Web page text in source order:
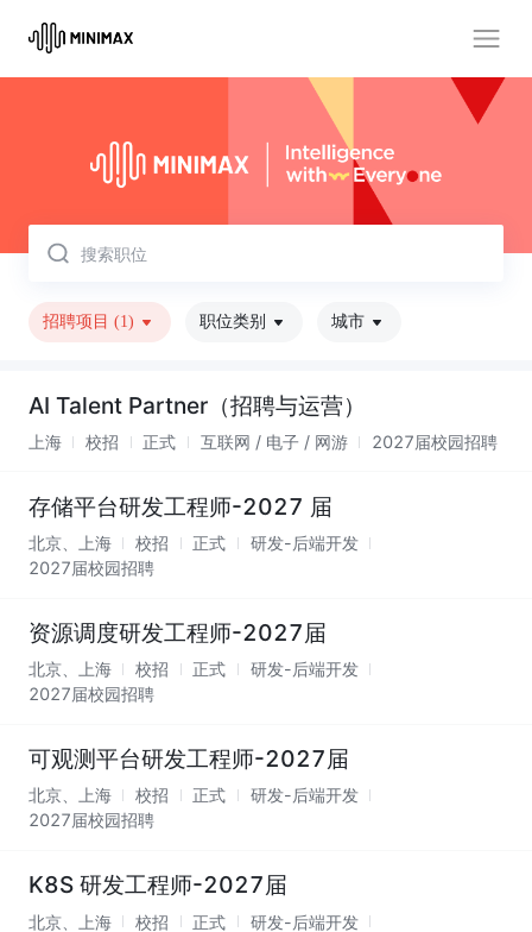
取消
招聘项目 (1) 职位类别 城市
AI Talent Partner（招聘与运营）
上海 校招 正式 互联网 / 电子 / 网游 2027届校园招聘
存储平台研发工程师-2027 届
北京、上海 校招 正式
研发-后端开发
2027届校园招聘
资源调度研发工程师-2027届
北京、上海 校招 正式
研发-后端开发
2027届校园招聘
可观测平台研发工程师-2027届
北京、上海 校招 正式
研发-后端开发
2027届校园招聘
K8S 研发工程师-2027届
北京、上海 校招 正式
研发-后端开发